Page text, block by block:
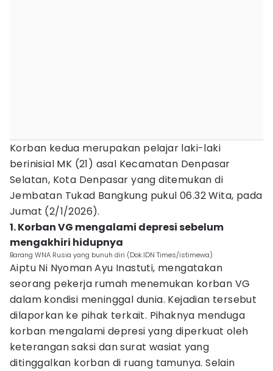
Korban kedua merupakan pelajar laki-laki
berinisial MK (21) asal Kecamatan Denpasar
Selatan, Kota Denpasar yang ditemukan di
Jembatan Tukad Bangkung pukul 06.32 Wita, pada
Jumat (2/1/2026).
1. Korban VG mengalami depresi sebelum
mengakhiri hidupnya
Barang WNA Rusia yang bunuh diri (Dok.IDN Times/istimewa)
Aiptu Ni Nyoman Ayu Inastuti, mengatakan
seorang pekerja rumah menemukan korban VG
dalam kondisi meninggal dunia. Kejadian tersebut
dilaporkan ke pihak terkait. Pihaknya menduga
korban mengalami depresi yang diperkuat oleh
keterangan saksi dan surat wasiat yang
ditinggalkan korban di ruang tamunya. Selain